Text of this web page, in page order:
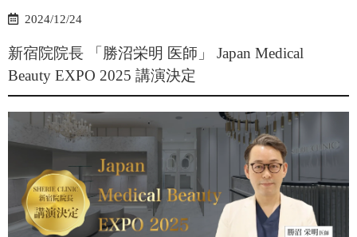
2024/12/24
新宿院院長 「勝沼栄明 医師」 Japan Medical
Beauty EXPO 2025 講演決定